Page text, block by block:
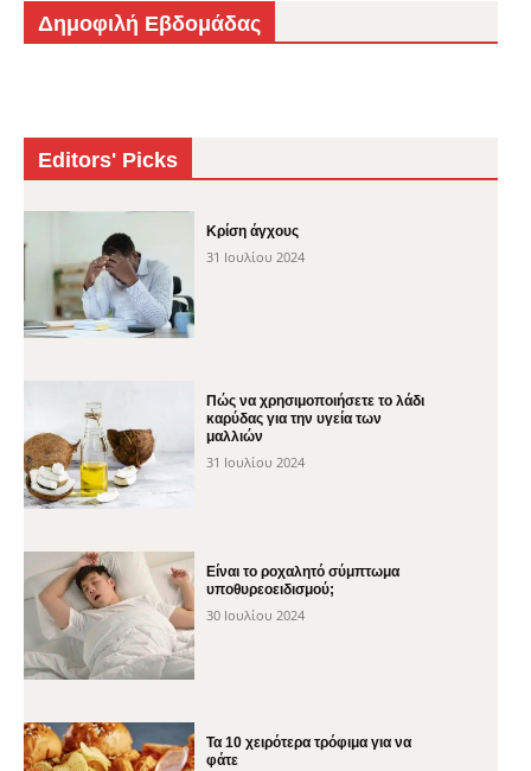
Δημοφιλή Εβδομάδας
Editors' Picks
Κρίση άγχους
31 Ιουλίου 2024
Πώς να χρησιμοποιήσετε το λάδι
καρύδας για την υγεία των
μαλλιών
31 Ιουλίου 2024
Είναι το ροχαλητό σύμπτωμα
υποθυρεοειδισμού;
30 Ιουλίου 2024
Τα 10 χειρότερα τρόφιμα για να
φάτε